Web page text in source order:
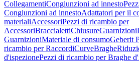
CollegamentiCongiunzioni ad innesto
Congiunzioni ad innestoAdattatori per il
materialiAccessoriPezzi di ricambio per
AccessoriBraccialettiChiusureGuarnizioni
GuarnizioniMateriale di consumoGeberit
ricambio per RaccordiCurveBraghe
d'ispezionePezzi di ricambio per Braghe